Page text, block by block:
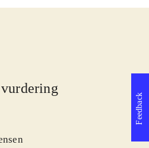
Feedback